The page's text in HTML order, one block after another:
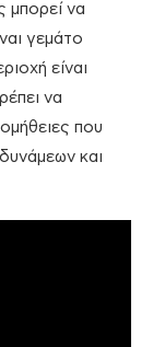
μπορεί να
γεμάτο
είναι
να
που
και